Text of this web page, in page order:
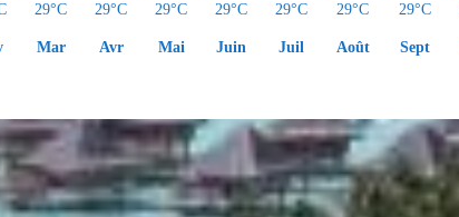
29°C
Mar
29°C
Avr
29°C
Mai
29°C
Juin
29°C
Juil
29°C
Août
29°C
Sept